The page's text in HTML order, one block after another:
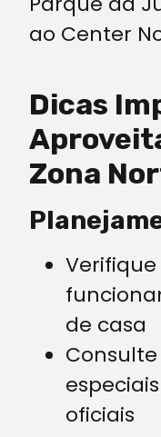
ao Center
Dicas
Zona
de casa
oficiais